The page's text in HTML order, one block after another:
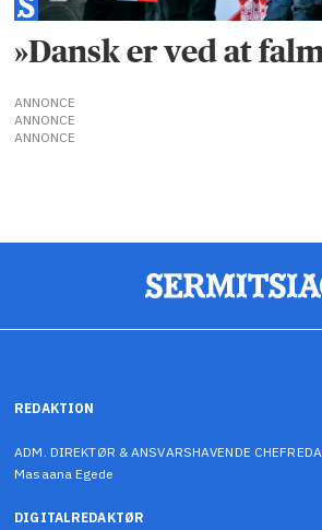
»Dansk er ved at
ANNONCE
ANNONCE
ANNONCE
REDAKTION
ADM. DIREKTØR & ANSVARSHAVENDE
Masaana Egede
DIGITALREDAKTØR